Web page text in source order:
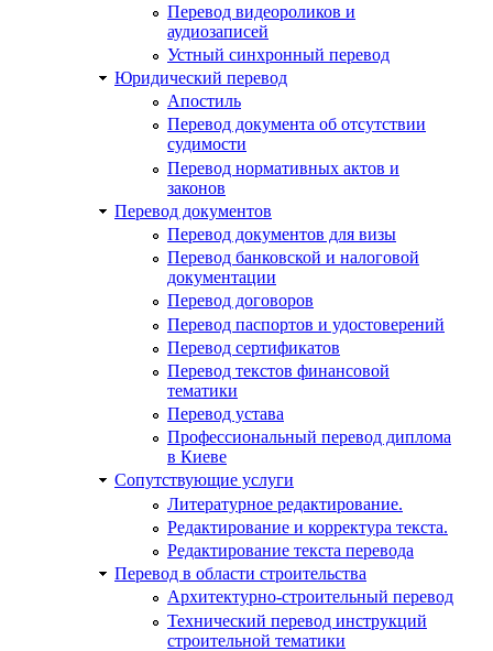
Перевод видеороликов и
аудиозаписей
Устный синхронный перевод
Юридический перевод
Апостиль
Перевод документа об отсутствии
судимости
Перевод нормативных актов и
законов
Перевод документов
Перевод документов для визы
Перевод банковской и налоговой
документации
Перевод договоров
Перевод паспортов и удостоверений
Перевод сертификатов
Перевод текстов финансовой
тематики
Перевод устава
Профессиональный перевод диплома
в Киеве
Сопутствующие услуги
Литературное редактирование.
Редактирование и корректура текста.
Редактирование текста перевода
Перевод в области строительства
Архитектурно-строительный перевод
Технический перевод инструкций
строительной тематики